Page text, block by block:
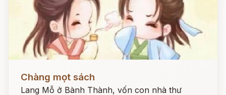
Chàng mọt sách
Lang Mỗ ở Bành Thành, vốn con nhà thư